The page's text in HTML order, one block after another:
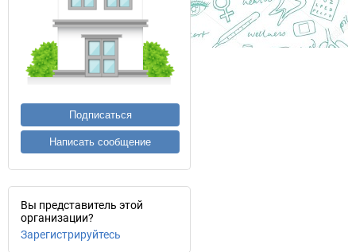
Подписаться
Написать сообщение
Вы представитель этой
организации?
Зарегистрируйтесь